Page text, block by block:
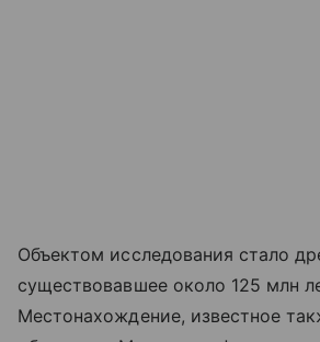
Объектом исследования стало
существовавшее около 125 млн
Местонахождение, известное